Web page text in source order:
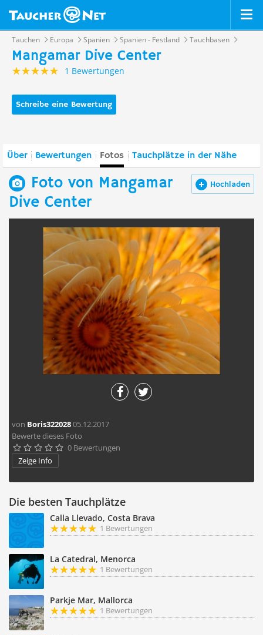
Tauchen Europa Spanien Spanien - Festland Tauchbasen
Mangamar Dive Center
1 Bewertungen
Schreibe eine Bewertung
Über Bewertungen Fotos Tauchplätze in der Nähe
Hochladen
Foto von Mangamar
Dive Center
von Boris32202805.12.2017
Bewerte dieses Foto
     0 Bewertungen
Zeige Info
Die besten Tauchplätze
Calla Llevado, Costa Brava
1 Bewertungen
La Catedral, Menorca
1 Bewertungen
Parkje Mar, Mallorca
1 Bewertungen